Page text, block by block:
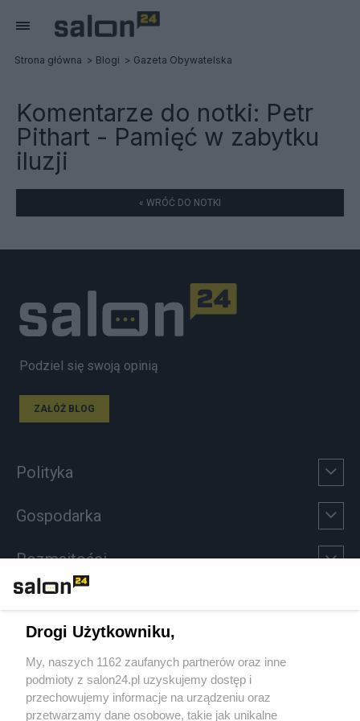
Strona główna Blogi Gazeta Obywatelska
Komentarze do notki: Petr
Pithart - Pamięć w zabytku
iluzji
« WRÓĆ DO NOTKI
Podziel się swoją opinią
ZAŁÓŻ BLOG
Polityka
Gospodarka
Rozmaitości
Sport
Społeczeństwo
Drogi Użytkowniku,
My, naszych 1162 zaufanych partnerów oraz inne
podmioty z salon24.pl uzyskujemy dostęp i
przechowujemy informacje na urządzeniu oraz
przetwarzamy dane osobowe, takie jak unikalne